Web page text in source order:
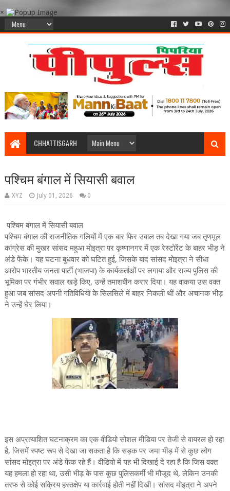
×
CHHATTISGARH
पश्चिम बंगाल में सियासी बवाल
XYZ July 01, 2026 0
पश्चिम बंगाल में सियासी बवाल
पश्चिम बंगाल की राजनीतिक गलियों में एक बार फिर उबाल तब देखा गया जब तृणमूल
कांग्रेस की मुखर सांसद महुआ मोइत्रा पर कृष्णानगर में एक रेस्टोरेंट के बाहर भीड़ ने
अंडे फेंके। यह घटना बुधवार को घटित हुई, जिसके बाद सांसद मोइत्रा ने सीधा
आरोप भारतीय जनता पार्टी (भाजपा) के कार्यकर्ताओं पर लगाया और राज्य पुलिस की
भूमिका पर गंभीर सवाल खड़े किए, उन्हें तमाशबीन करार दिया। यह वाकया उस वक्त
हुआ जब सांसद अपनी गतिविधियों के सिलसिले में बाहर निकली थीं और अचानक भीड़
ने उन्हें घेर लिया।
इस अप्रत्याशित घटनाक्रम का एक वीडियो सोशल मीडिया पर तेजी से वायरल हो रहा
है, जिसमें स्पष्ट रूप से देखा जा सकता है कि सड़क पर जमा भीड़ में से कुछ लोग
सांसद मोइत्रा पर अंडे फेंक रहे हैं। वीडियो में यह भी दिखाई दे रहा है कि जिस वक्त
यह हमला हो रहा था, उसी भीड़ के पास कुछ पुलिसकर्मी भी मौजूद थे, लेकिन उनकी
तरफ से कोई सक्रिय हस्तक्षेप या कार्रवाई होती नहीं दिखी। सांसद मोइत्रा ने अपने